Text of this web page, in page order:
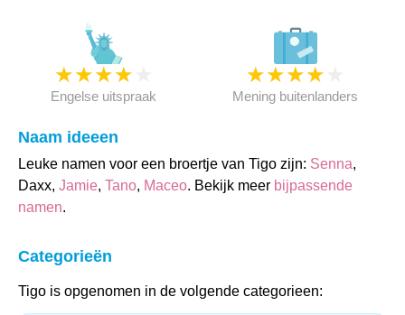
★★★★
Engelse uitspraak
★★★★
Mening buitenlanders
Naam ideeen
Leuke namen voor een broertje van Tigo zijn: Senna,
Daxx, Jamie, Tano, Maceo. Bekijk meer bijpassende
namen.
Categorieën
Tigo is opgenomen in de volgende categorieen: